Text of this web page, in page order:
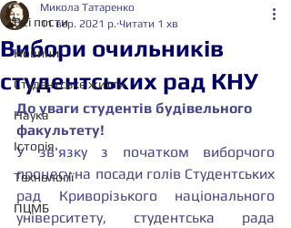
Всі пости
Новини
Студентське життя
Наука
Історія
Технології
ПЦМБ
Вибори очильників
студентських рад КНУ
Микола Татаренко
11 вер. 2021 р. Читати 1 хв
До уваги студентів будівельного
факультету!
У зв'язку з початком виборчого
процесу на посади голів Студентських
рад Криворізького національного
університету, студентська рада